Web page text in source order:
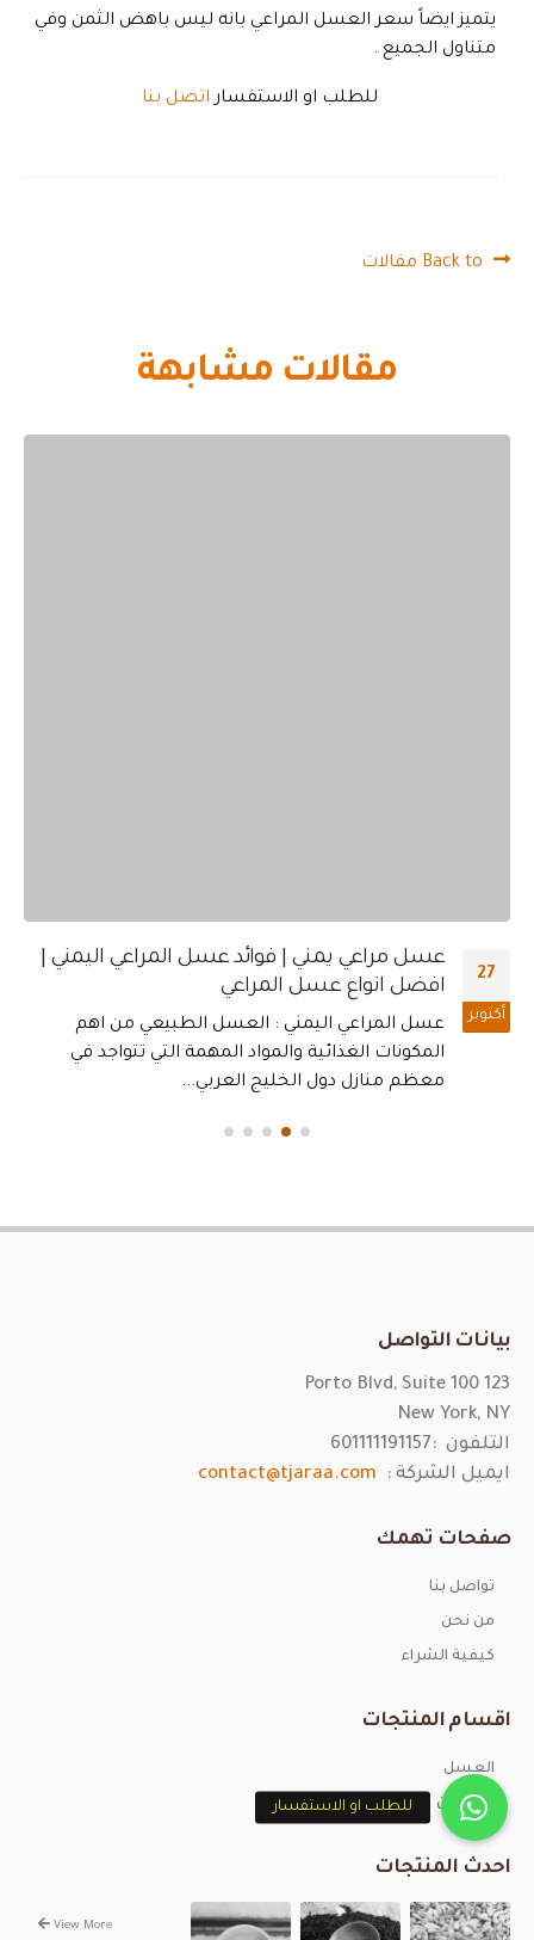
يتميز ايضاً سعر العسل المراعي بانه ليس باهض الثمن وفي
متناول الجميع .
للطلب او الاستفسار اتصل بنا
مقالات مشابهة
بيانات التواصل
123 Porto Blvd, Suite 100
New York, NY
التلفون :601111191157
ايميل الشركة : contact@tjaraa.com
صفحات تهمك
تواصل بنا
من نحن
كيفية الشراء
اقسام المنتجات
العسل
الزعفران
احدث المنتجات
View More
للطلب او الاستفسار